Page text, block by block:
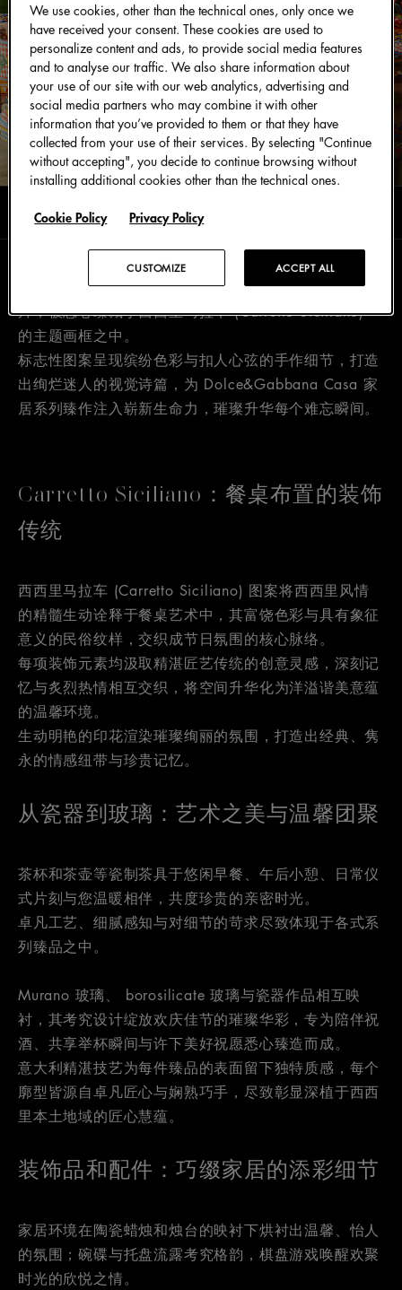
阅读时长0分钟
辉光熠熠的喜悦时光宛若一幅壁画上洋溢丰沛情感的碎
片，被悉心臻藏于西西里马拉车 (Carretto Siciliano)
的主题画框之中。
标志性图案呈现缤纷色彩与扣人心弦的手作细节，打造
出绚烂迷人的视觉诗篇，为 Dolce&Gabbana Casa 家
居系列臻作注入崭新生命力，璀璨升华每个难忘瞬间。
Carretto Siciliano：餐桌布置的装饰
传统
西西里马拉车 (Carretto Siciliano) 图案将西西里风情
的精髓生动诠释于餐桌艺术中，其富饶色彩与具有象征
意义的民俗纹样，交织成节日氛围的核心脉络。
每项装饰元素均汲取精湛匠艺传统的创意灵感，深刻记
忆与炙烈热情相互交织，将空间升华化为洋溢谐美意蕴
的温馨环境。
生动明艳的印花渲染璀璨绚丽的氛围，打造出经典、隽
永的情感纽带与珍贵记忆。
从瓷器到玻璃：艺术之美与温馨团聚
茶杯和茶壶等瓷制茶具于悠闲早餐、午后小憩、日常仪
式片刻与您温暖相伴，共度珍贵的亲密时光。
卓凡工艺、细腻感知与对细节的苛求尽致体现于各式系
列臻品之中。
Murano 玻璃、 borosilicate 玻璃与瓷器作品相互映
衬，其考究设计绽放欢庆佳节的璀璨华彩，专为陪伴祝
酒、共享举杯瞬间与许下美好祝愿悉心臻造而成。
意大利精湛技艺为每件臻品的表面留下独特质感，每个
廓型皆源自卓凡匠心与娴熟巧手，尽致彰显深植于西西
里本土地域的匠心慧蕴。
装饰品和配件：巧缀家居的添彩细节
家居环境在陶瓷蜡烛和烛台的映衬下烘衬出温馨、怡人
的氛围；碗碟与托盘流露考究格韵，棋盘游戏唤醒欢聚
时光的欣悦之情。
We use cookies, other than the technical ones, only once we
have received your consent. These cookies are used to
personalize content and ads, to provide social media features
and to analyse our traffic. We also share information about
your use of our site with our web analytics, advertising and
social media partners who may combine it with other
information that you’ve provided to them or that they have
collected from your use of their services. By selecting "Continue
without accepting", you decide to continue browsing without
installing additional cookies other than the technical ones.
Cookie Policy Privacy Policy
ACCEPT ALL
CUSTOMIZE